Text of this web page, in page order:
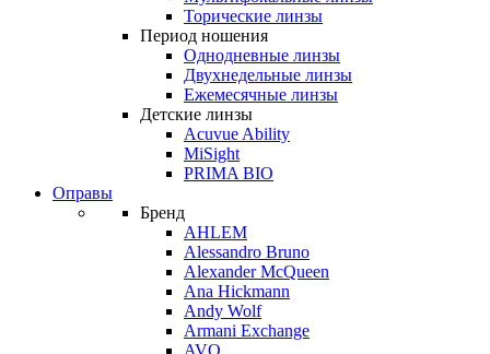
Торические линзы
Период ношения
Однодневные линзы
Двухнедельные линзы
Ежемесячные линзы
Детские линзы
Acuvue Ability
MiSight
PRIMA BIO
Оправы
Бренд
AHLEM
Alessandro Bruno
Alexander McQueen
Ana Hickmann
Andy Wolf
Armani Exchange
AVO